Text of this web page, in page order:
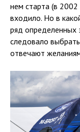
нем старта (в 2002
входило. Но в
ряд определенных
следовало
отвечают